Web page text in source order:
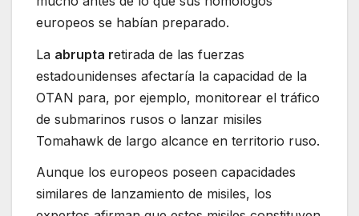
europeos se habían preparado.
La abrupta retirada de las fuerzas
estadounidenses afectaría la capacidad de la
OTAN para, por ejemplo, monitorear el tráfico
de submarinos rusos o lanzar misiles
Tomahawk de largo alcance en territorio ruso.
Aunque los europeos poseen capacidades
similares de lanzamiento de misiles, los